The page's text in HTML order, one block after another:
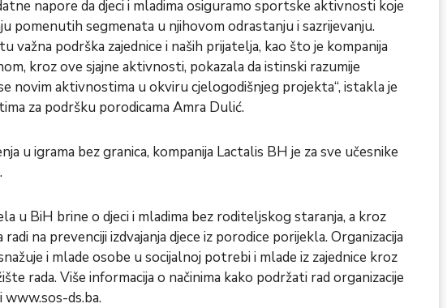
napore da djeci i mladima osiguramo sportske aktivnosti koje
pomenutih segmenata u njihovom odrastanju i sazrijevanju.
važna podrška zajednice i naših prijatelja, kao što je kompanija
kroz ove sjajne aktivnosti, pokazala da istinski razumije
novim aktivnostima u okviru cjelogodišnjeg projekta“, istakla je
za podršku porodicama Amra Dulić.
u igrama bez granica, kompanija Lactalis BH je za sve učesnike
u BiH brine o djeci i mladima bez roditeljskog staranja, a kroz
na prevenciji izdvajanja djece iz porodice porijekla. Organizacija
i mlade osobe u socijalnoj potrebi i mlade iz zajednice kroz
rada. Više informacija o načinima kako podržati rad organizacije
www.sos-ds.ba.